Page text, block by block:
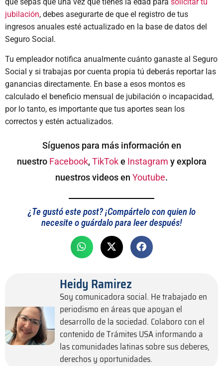
jubilación, debes asegurarte de que el registro de tus
ingresos anuales esté actualizado en la base de datos del
Seguro Social.
Tu empleador notifica anualmente cuánto ganaste al Seguro
Social y si trabajas por cuenta propia tú deberás reportar las
ganancias directamente. En base a esos montos es
calculado el beneficio mensual de jubilación o incapacidad,
por lo tanto, es importante que tus aportes sean los
correctos y estén actualizados.
Síguenos para más información en
nuestro Facebook, TikToke Instagram y explora
nuestros videos en Youtube.
¿Te gustó este post? ¡Compártelo con quien lo
necesite o guárdalo para leer después!
Heidy Ramirez
Soy comunicadora social. He trabajado en
periodismo en áreas que apoyan el
desarrollo de la sociedad. Colaboro con el
contenido de Trámites USA informando a
las comunidades latinas sobre sus deberes,
derechos y oportunidades.